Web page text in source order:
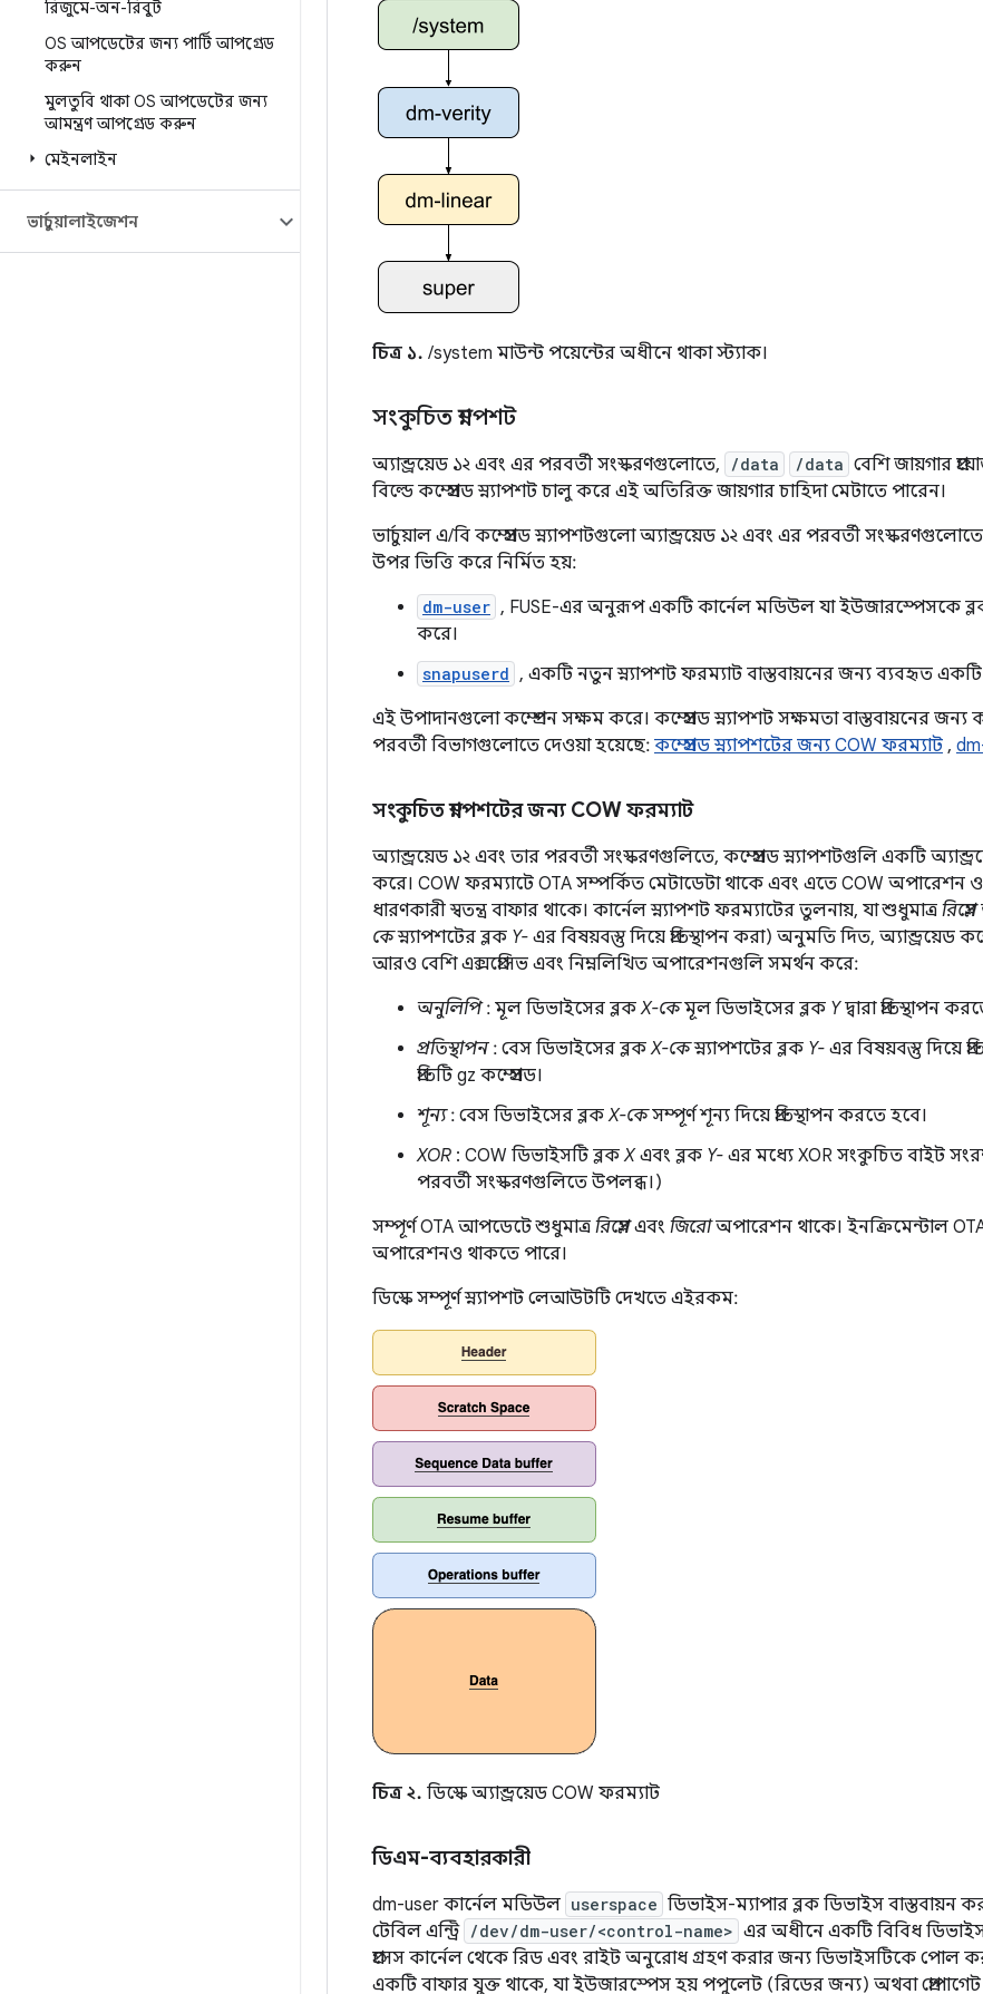
রিজুমে-অন-রিবুট
OS আপডেটের জন্য পার্টি আপগ্রেড
করুন
মুলতুবি থাকা OS আপডেটের জন্য
আমন্ত্রণ আপগ্রেড করুন
মেইনলাইন
ভার্চুয়ালাইজেশন
চিত্র ১. /system মাউন্ট পয়েন্টের অধীনে থাকা স্ট্যাক।
সংকুচিত স্ন্যাপশট
অ্যান্ড্রয়েড ১২ এবং এর পরবর্তী সংস্করণগুলোতে, /data /data বেশি জায়গার
বিল্ডে কম্প্রেসড স্ন্যাপশট চালু করে এই অতিরিক্ত জায়গার চাহিদা মেটাতে পারেন।
ভার্চুয়াল এ/বি কম্প্রেসড স্ন্যাপশটগুলো অ্যান্ড্রয়েড ১২ এবং এর পরবর্তী
উপর ভিত্তি করে নির্মিত হয়:
dm-user , FUSE-এর অনুরূপ একটি কার্নেল মডিউল যা ইউজারস্পেসকে
করে।
snapuserd , একটি নতুন স্ন্যাপশট ফরম্যাট বাস্তবায়নের জন্য ব্যবহৃত
এই উপাদানগুলো কম্প্রেশন সক্ষম করে। কম্প্রেসড স্ন্যাপশট সক্ষমতা বাস্তবায়নের
পরবর্তী বিভাগগুলোতে দেওয়া হয়েছে: কম্প্রেসড স্ন্যাপশটের জন্য COW ফরম্যাট ,
সংকুচিত স্ন্যাপশটের জন্য COW ফরম্যাট
অ্যান্ড্রয়েড ১২ এবং তার পরবর্তী সংস্করণগুলিতে, কম্প্রেসড স্ন্যাপশটগুলি একটি
করে। COW ফরম্যাটে OTA সম্পর্কিত মেটাডেটা থাকে এবং এতে COW অপারেশন
ধারণকারী স্বতন্ত্র বাফার থাকে। কার্নেল স্ন্যাপশট ফরম্যাটের তুলনায়, যা শুধুমাত্র রিপ্লেস
কেস্ন্যাপশটের ব্লক Y- এর বিষয়বস্তু দিয়ে প্রতিস্থাপন করা) অনুমতি দিত, অ্যান্ড্রয়েড
আরও বেশি এক্সপ্রেসিভ এবং নিম্নলিখিত অপারেশনগুলি সমর্থন করে:
অনুলিপি: মূল ডিভাইসের ব্লকX-কেমূল ডিভাইসের ব্লক Yদ্বারা প্রতিস্থাপন
প্রতিস্থাপন: বেস ডিভাইসের ব্লকX-কেস্ন্যাপশটের ব্লক Y- এর বিষয়বস্তু দিয়ে
প্রতিটি gz কম্প্রেসড।
শূন্য: বেস ডিভাইসের ব্লকX-কেসম্পূর্ণ শূন্য দিয়ে প্রতিস্থাপন করতে হবে।
XOR : COW ডিভাইসটি ব্লকXএবং ব্লক Y- এর মধ্যে XOR সংকুচিত বাইট
পরবর্তী সংস্করণগুলিতে উপলব্ধ।)
সম্পূর্ণ OTA আপডেটে শুধুমাত্র রিপ্লেসএবং জিরোঅপারেশন থাকে। ইনক্রিমেন্টাল
অপারেশনও থাকতে পারে।
ডিস্কে সম্পূর্ণ স্ন্যাপশট লেআউটটি দেখতে এইরকম:
চিত্র ২. ডিস্কে অ্যান্ড্রয়েড COW ফরম্যাট
ডিএম-ব্যবহারকারী
dm-user কার্নেল মডিউল userspace ডিভাইস-ম্যাপার ব্লক ডিভাইস
টেবিল এন্ট্রি /dev/dm-user/<control-name> এর অধীনে একটি বিবিধ
প্রসেস কার্নেল থেকে রিড এবং রাইট অনুরোধ গ্রহণ করার জন্য ডিভাইসটিকে পোল
একটি বাফার যুক্ত থাকে, যা ইউজারস্পেস হয় পপুলেট (রিডের জন্য) অথবা